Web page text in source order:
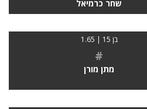
שחר כרמיאל
בן 15 | 1.65
#
מתן מורן